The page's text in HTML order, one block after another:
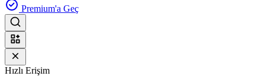
Premium'a Geç
Hızlı Erişim